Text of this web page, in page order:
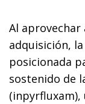
Al aprovechar
adquisición,
posicionada
sostenido de